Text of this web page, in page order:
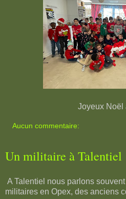
Joyeux Noël
Aucun commentaire:
Un militaire à Talentiel
A Talentiel nous parlons
militaires en Opex, des anciens